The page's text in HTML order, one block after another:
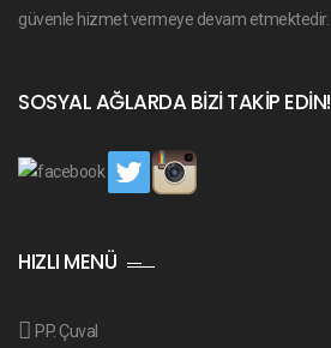
güvenle hizmet vermeye devam etmektedir.
SOSYAL AĞLARDA BIZI TAKIP EDIN!
HIZLI MENÜ
PP. Çuval